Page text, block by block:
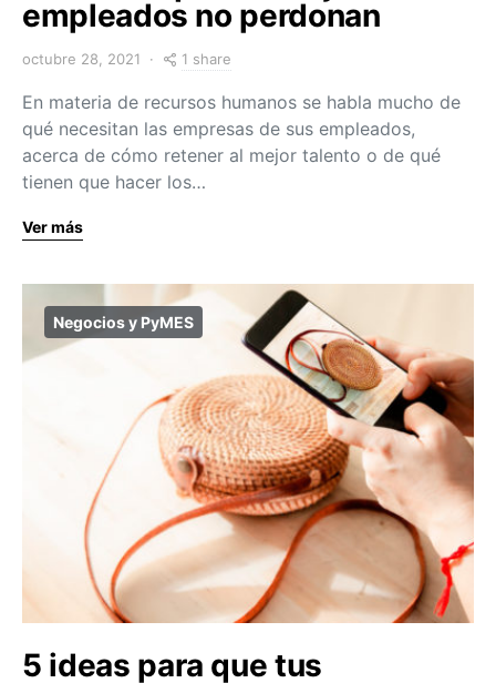
empleados no perdonan
octubre 28, 2021 1 share
En materia de recursos humanos se habla mucho de
qué necesitan las empresas de sus empleados,
acerca de cómo retener al mejor talento o de qué
tienen que hacer los…
Ver más
Negocios y PyMES
5 ideas para que tus